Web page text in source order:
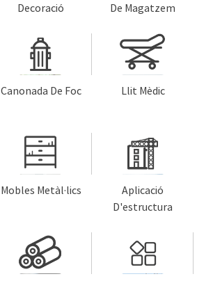
Decoració
De Magatzem
Canonada De Foc Llit Mèdic
Mobles Metàl·lics
Aplicació
D'estructura